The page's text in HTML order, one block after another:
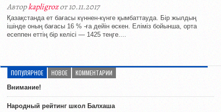
Авторkapligrozот 10.11.2017
Қазақстанда ет бағасы күннен-күнге қымбаттауда. Бір жылдың
ішінде оның бағасы 16 % -ға дейін өскен. Еліміз бойынша, орта
есеппен еттің бір келісі — 1425 теңге....
ПОПУЛЯРНОЕ НОВОЕ КОММЕНТАРИИ
Внимание!
Народный рейтинг школ Балхаша